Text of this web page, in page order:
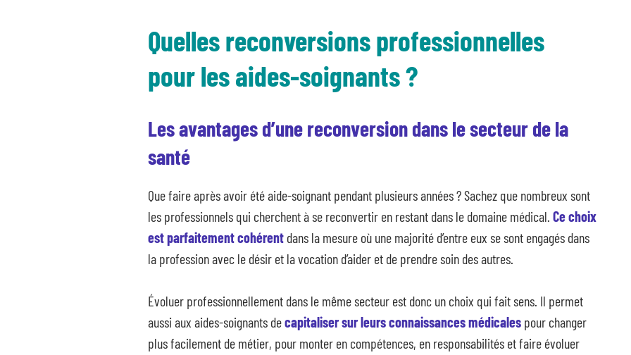
Quelles reconversions professionnelles
pour les aides-soignants ?
Les avantages d’une reconversion dans le secteur de la
santé
Que faire après avoir été aide-soignant pendant plusieurs années ? Sachez que nombreux sont
les professionnels qui cherchent à se reconvertir en restant dans le domaine médical.Ce choix
est parfaitement cohérent dans la mesure où une majorité d’entre eux se sont engagés dans
la profession avec le désir et la vocation d’aider et de prendre soin des autres.
Évoluer professionnellement dans le même secteur est donc un choix qui fait sens. Il permet
aussi aux aides-soignants decapitaliser sur leurs connaissances médicales pour changer
plus facilement de métier, pour monter en compétences, en responsabilités et faire évoluer